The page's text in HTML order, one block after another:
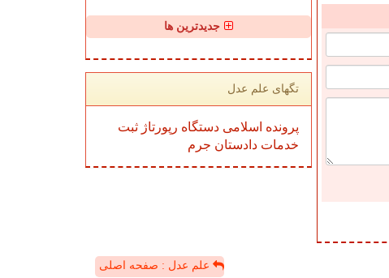
جدیدترین ها
تگهای علم عدل
پرونده اسلامی دستگاه رپورتاژ ثبت
خدمات دادستان جرم
علم عدل : صفحه اصلی